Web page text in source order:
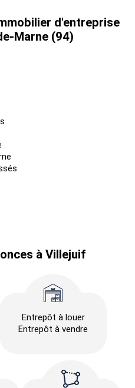
d'entreprise
Marne (94)
à Villejuif
Entrepôt à louer
Entrepôt à vendre